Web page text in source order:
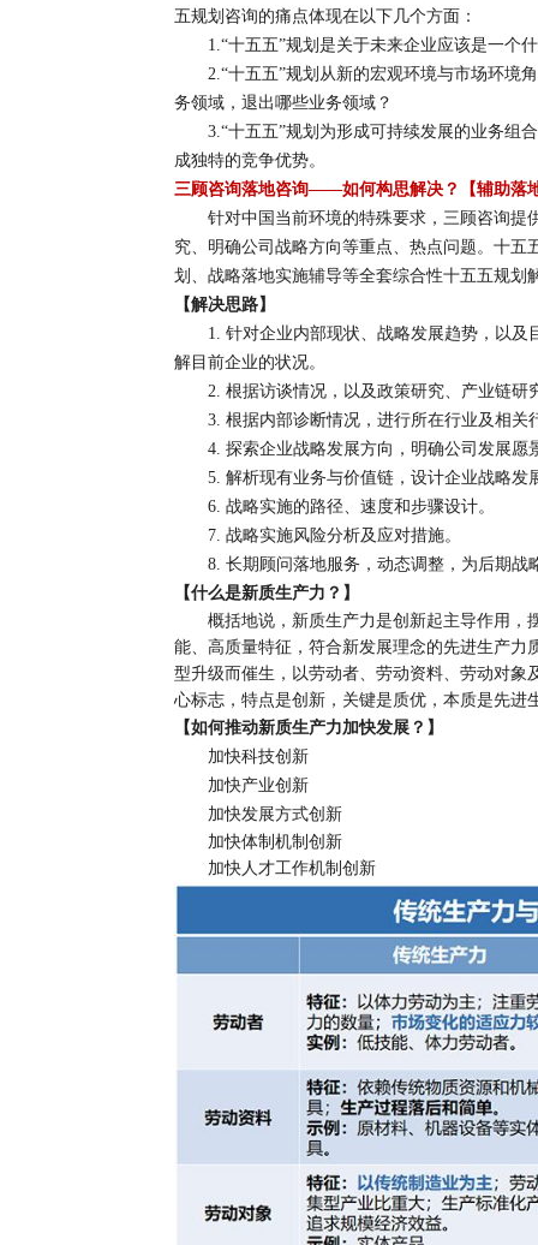
五规划咨询的痛点体现在以下几个方面：
1.“十五五”规划是关于未来企业应该是一个
2.“十五五”规划从新的宏观环境与市场环境
务领域，退出哪些业务领域？
3.“十五五”规划为形成可持续发展的业务组
成独特的竞争优势。
三顾咨询落地咨询——如何构思解决？
【辅助落
针对中国当前环境的特殊要求，三顾咨询提
究、明确公司战略方向等重点、热点问题。十
划、战略落地实施辅导等全套综合性十五五规划
【解决思路】
1. 针对企业内部现状、战略发展趋势，以
解目前企业的状况。
2. 根据访谈情况，以及政策研究、产业链
3. 根据内部诊断情况，进行所在行业及相关
4. 探索企业战略发展方向，明确公司发展愿
5. 解析现有业务与价值链，设计企业战略
6. 战略实施的路径、速度和步骤设计。
7. 战略实施风险分析及应对措施。
8. 长期顾问落地服务，动态调整，为后期战
【什么是新质生产力？ 】
概括地说，新质生产力是创新起主导作用，
能、高质量特征，符合新发展理念的先进生产
型升级而催生，以劳动者、劳动资料、劳动对
心标志，特点是创新，关键是质优，本质是先进
【如何推动新质生产力加快发展？ 】
加快科技创新
加快产业创新
加快发展方式创新
加快体制机制创新
加快人才工作机制创新